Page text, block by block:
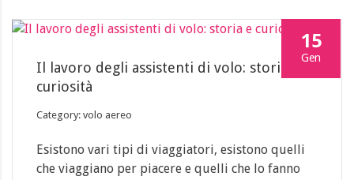
15
Gen
Il lavoro degli assistenti di volo: storia e
curiosità
Category: volo aereo
Esistono vari tipi di viaggiatori, esistono quelli
che viaggiano per piacere e quelli che lo fanno